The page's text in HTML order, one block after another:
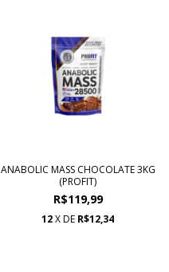
ANABOLIC MASS CHOCOLATE 3KG
(PROFIT)
R$119,99
12X DE R$12,34